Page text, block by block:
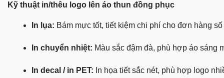
Kỹ thuật in/thêu logo lên áo thun đồng phục
In lụa: Bám mực tốt, tiết kiệm chi phí cho đơn hàng
In chuyển nhiệt: Màu sắc đậm đà, phù hợp áo sáng
In decal / in PET: In họa tiết sắc nét, phù hợp logo